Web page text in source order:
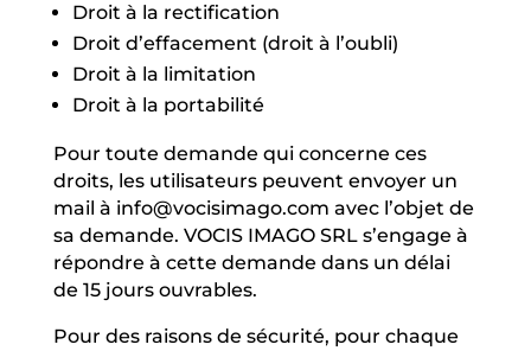
Droit à la rectification
Droit d’effacement (droit à l’oubli)
Droit à la limitation
Droit à la portabilité
Pour toute demande qui concerne ces
droits, les utilisateurs peuvent envoyer un
mail à info@vocisimago.com avec l’objet de
sa demande. VOCIS IMAGO SRL s’engage à
répondre à cette demande dans un délai
de 15 jours ouvrables.
Pour des raisons de sécurité, pour chaque